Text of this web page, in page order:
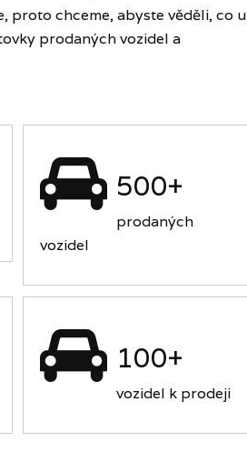
proto chceme, abyste věděli, co u
prodaných vozidel a
500+
prodaných
vozidel
100+
vozidel k prodeji